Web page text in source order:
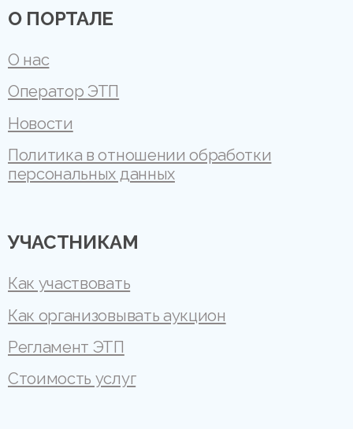
О ПОРТАЛЕ
О нас
Оператор ЭТП
Новости
Политика в отношении обработки
персональных данных
УЧАСТНИКАМ
Как участвовать
Как организовывать аукцион
Регламент ЭТП
Стоимость услуг